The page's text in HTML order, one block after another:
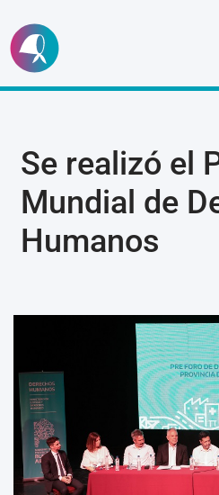
Ir
al
Se realizó el
Mundial de
Humanos